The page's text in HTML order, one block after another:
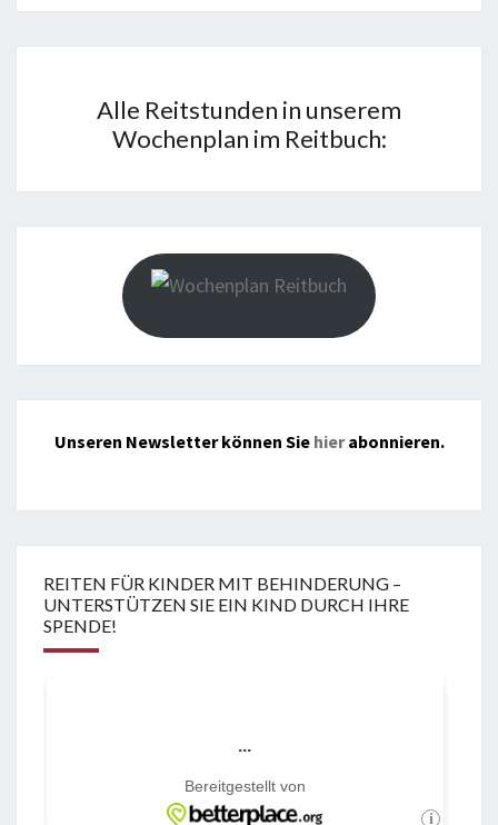
Alle Reitstunden in unserem
Wochenplan im Reitbuch:
Unseren Newsletter können Sie hierabonnieren.
REITEN FÜR KINDER MIT BEHINDERUNG –
UNTERSTÜTZEN SIE EIN KIND DURCH IHRE
SPENDE!